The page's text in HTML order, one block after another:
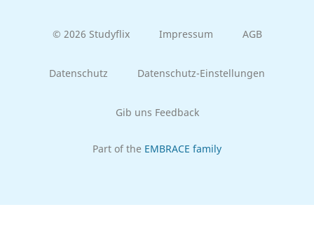
© 2026 Studyflix Impressum AGB
Datenschutz Datenschutz-Einstellungen
Gib uns Feedback
Part of the EMBRACE family